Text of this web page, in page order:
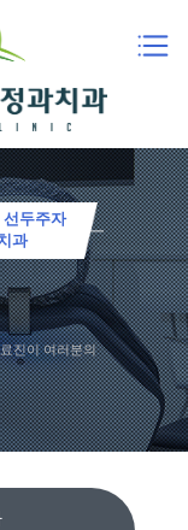
두주자
과
진이 여러분의